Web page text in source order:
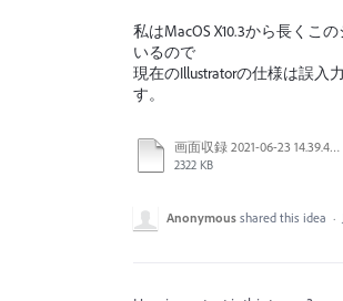
私はMacOS X10.3から長くこ
いるので
現在のIllustratorの仕様は誤入
す。
画面収録 2021-06-23 14.39.49.mov
2322 KB
Anonymous shared this idea ·